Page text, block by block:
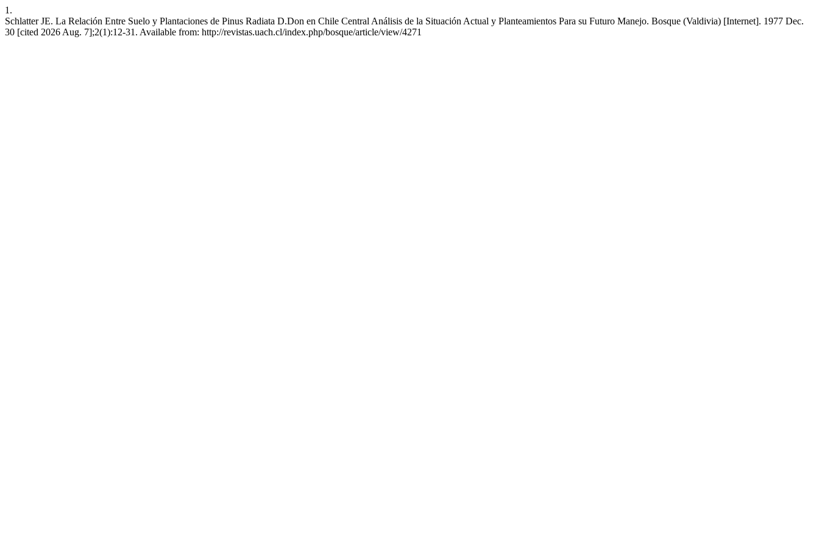
1.
Schlatter JE. La Relación Entre Suelo y Plantaciones de Pinus Radiata D.Don en Chile Central Análisis de la Situación Actual y Planteamientos Para su Futuro Manejo. Bosque (Valdivia) [Internet]. 1977 Dec.
30 [cited 2026 Aug. 7];2(1):12-31. Available from: http://revistas.uach.cl/index.php/bosque/article/view/4271